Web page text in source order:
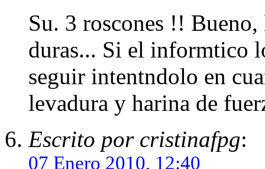
Su. 3 roscones !!
duras... Si el informtico
seguir intentndolo en
levadura y harina de
Escrito por cristinafpg:
07 Enero 2010, 12:40